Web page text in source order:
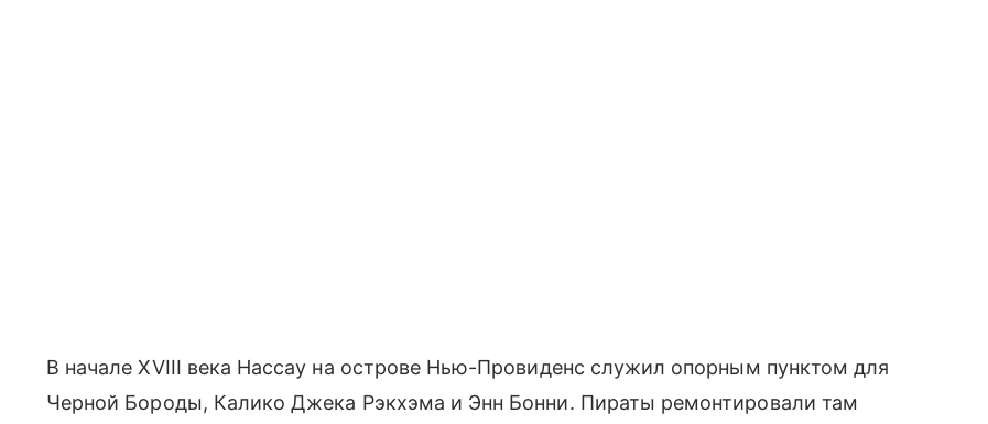
В начале XVIII века Нассау на острове Нью-Провиденс служил опорным пунктом для
Черной Бороды, Калико Джека Рэкхэма и Энн Бонни. Пираты ремонтировали там